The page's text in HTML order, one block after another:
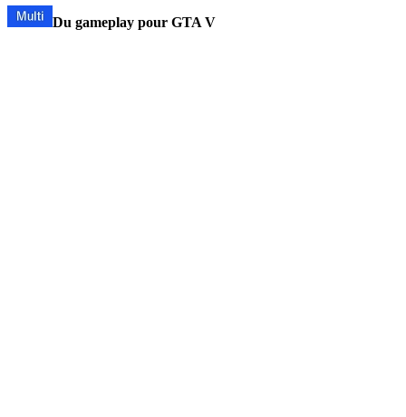
Du gameplay pour GTA V